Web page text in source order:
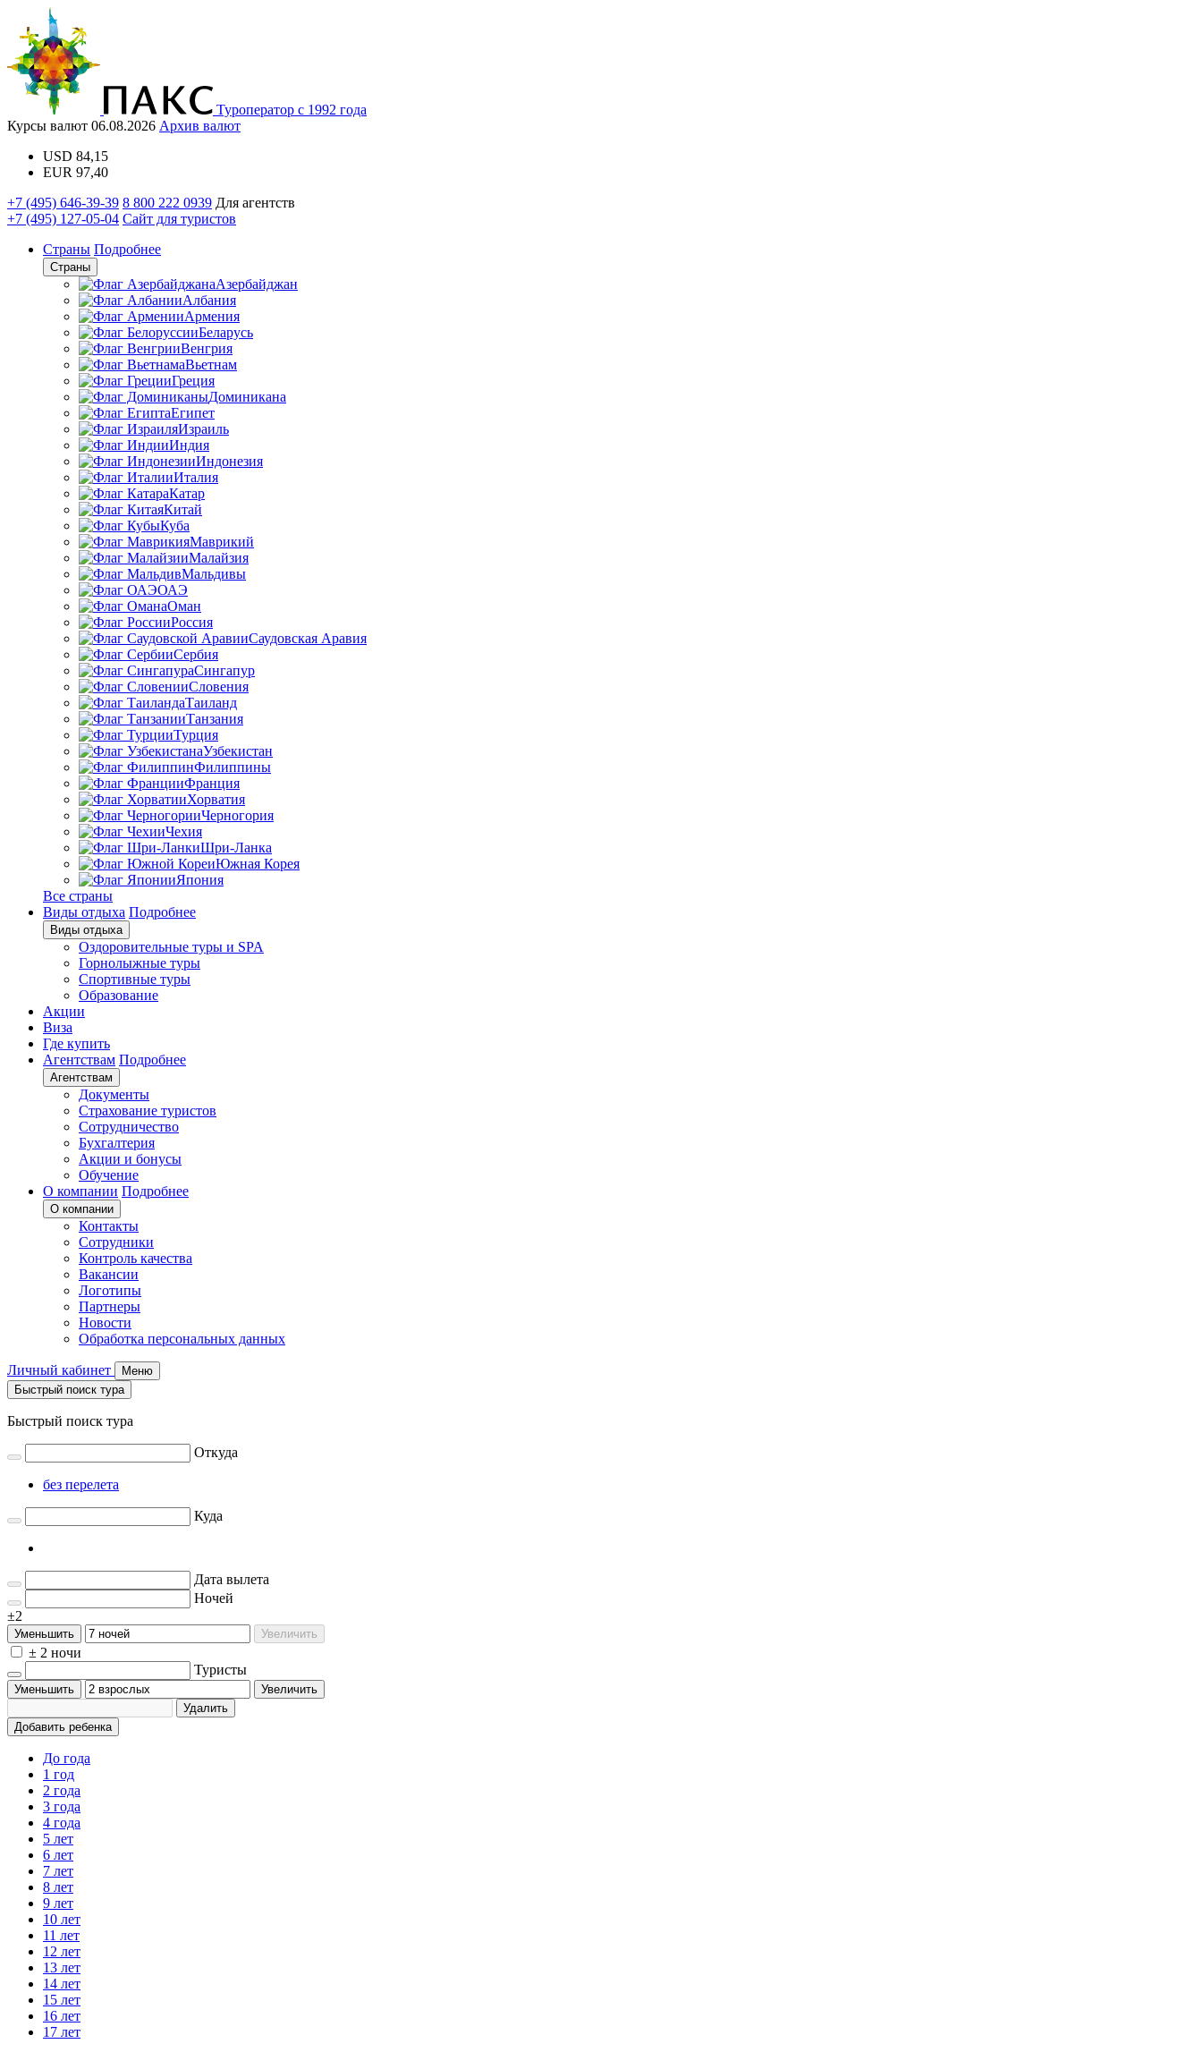
Туроператор с 1992 года
Курсы валют 06.08.2026 Архив валют
USD 84,15
EUR 97,40
+7 (495) 646-39-39 8 800 222 0939 Для агентств
+7 (495) 127-05-04 Сайт для туристов
Страны Подробнее
Страны
Азербайджан
Албания
Армения
Беларусь
Венгрия
Вьетнам
Греция
Доминикана
Египет
Израиль
Индия
Индонезия
Италия
Катар
Китай
Куба
Маврикий
Малайзия
Мальдивы
ОАЭ
Оман
Россия
Саудовская Аравия
Сербия
Сингапур
Словения
Таиланд
Танзания
Турция
Узбекистан
Филиппины
Франция
Хорватия
Черногория
Чехия
Шри-Ланка
Южная Корея
Япония
Все страны
Виды отдыха Подробнее
Виды отдыха
Оздоровительные туры и SPA
Горнолыжные туры
Спортивные туры
Образование
Акции
Виза
Где купить
Агентствам Подробнее
Агентствам
Документы
Страхование туристов
Сотрудничество
Бухгалтерия
Акции и бонусы
Обучение
О компании Подробнее
О компании
Контакты
Сотрудники
Контроль качества
Вакансии
Логотипы
Партнеры
Новости
Обработка персональных данных
Личный кабинет
Меню
Быстрый поиск тура
Быстрый поиск тура
Откуда
без перелета
Куда
Дата вылета
Ночей
±2
Уменьшить Увеличить
± 2 ночи
Туристы
Уменьшить
Увеличить
Удалить
Добавить ребенка
До года
1 год
2 года
3 года
4 года
5 лет
6 лет
7 лет
8 лет
9 лет
10 лет
11 лет
12 лет
13 лет
14 лет
15 лет
16 лет
17 лет